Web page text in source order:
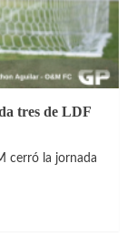
tres de LDF
cerró la jornada